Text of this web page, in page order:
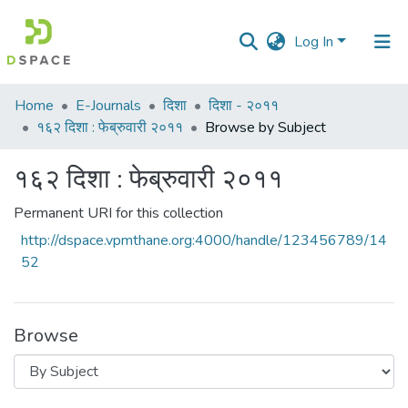
Log In
Communities
&
All of DSpace
Home E-Journals दिशा
दिशा - २०११
१६२ दिशा : फेब्रुवारी २०११
Browse by Subject
१६२ दिशा : फेब्रुवारी २०११
Permanent URI for this collection
http://dspace.vpmthane.org:4000/handle/123456789/14
52
Browse